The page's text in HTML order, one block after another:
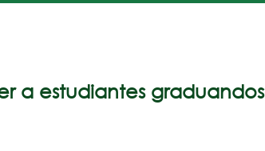
a estudiantes graduandos